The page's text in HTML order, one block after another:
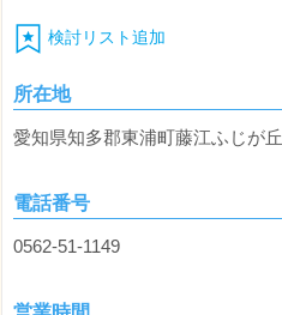
検討リスト追加
所在地
愛知県知多郡東浦町藤江ふじが丘
電話番号
0562-51-1149